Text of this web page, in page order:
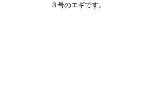
３号のエギです。